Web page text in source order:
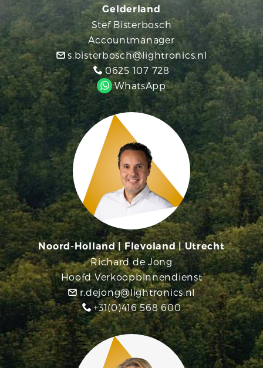
Gelderland
Stef Bisterbosch
Accountmanager
s.bisterbosch@lightronics.nl
0625 107 728
WhatsApp
Noord-Holland | Flevoland | Utrecht
Richard de Jong
Hoofd Verkoopbinnendienst
r.dejong@lightronics.nl
+31(0)416 568 600